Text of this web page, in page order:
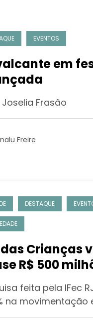
EVENTOS
em
Frasão
Freire
DESTAQUE
Crianças
R$ 500
pesquisa
feita pela IFec
na movimentação